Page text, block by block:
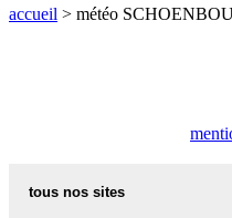
accueil > météo
tous nos sites